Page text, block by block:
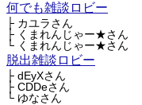
何でも雑談ロビー
├ カユラさん
├ くまれんじゃー★さん
└ くまれんじゃー★さん
脱出雑談ロビー
├ dEyXさん
├ CDDeさん
└ ゆなさん